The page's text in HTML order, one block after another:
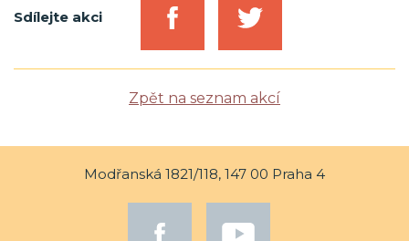
Sdílejte akci
Zpět na seznam akcí
Modřanská 1821/118, 147 00 Praha 4